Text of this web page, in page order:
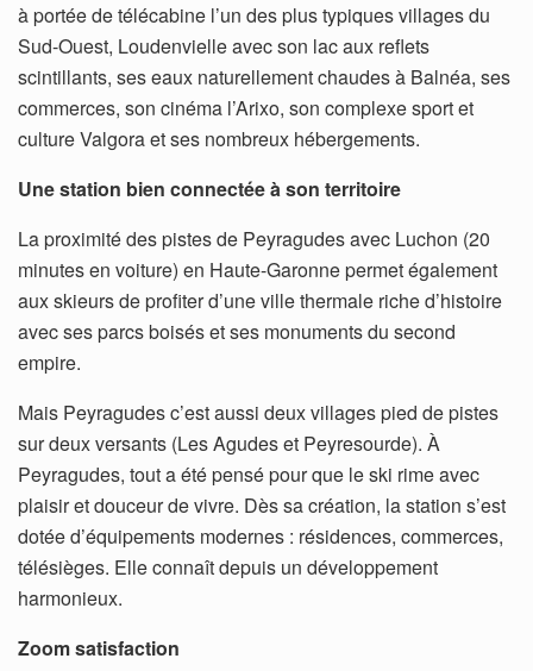
à portée de télécabine l’un des plus typiques villages du
Sud-Ouest, Loudenvielle avec son lac aux reflets
scintillants, ses eaux naturellement chaudes à Balnéa, ses
commerces, son cinéma l’Arixo, son complexe sport et
culture Valgora et ses nombreux hébergements.
Une station bien connectée à son territoire
La proximité des pistes de Peyragudes avec Luchon (20
minutes en voiture) en Haute-Garonne permet également
aux skieurs de profiter d’une ville thermale riche d’histoire
avec ses parcs boisés et ses monuments du second
empire.
Mais Peyragudes c’est aussi deux villages pied de pistes
sur deux versants (Les Agudes et Peyresourde). À
Peyragudes, tout a été pensé pour que le ski rime avec
plaisir et douceur de vivre. Dès sa création, la station s’est
dotée d’équipements modernes : résidences, commerces,
télésièges. Elle connaît depuis un développement
harmonieux.
Zoom satisfaction